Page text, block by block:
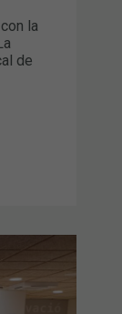
la
de